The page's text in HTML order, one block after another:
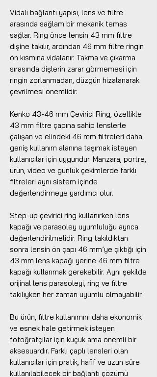
Vidalı bağlantı yapısı, lens ve filtre
arasında sağlam bir mekanik temas
sağlar. Ring önce lensin 43 mm filtre
dişine takılır, ardından 46 mm filtre ringin
ön kısmına vidalanır. Takma ve çıkarma
sırasında dişlerin zarar görmemesi için
ringin zorlanmadan, düzgün hizalanarak
çevrilmesi önemlidir.
Kenko 43-46 mm Çevirici Ring, özellikle
43 mm filtre çapına sahip lenslerle
çalışan ve elindeki 46 mm filtreleri daha
geniş kullanım alanına taşımak isteyen
kullanıcılar için uygundur. Manzara, portre,
ürün, video ve günlük çekimlerde farklı
filtreleri aynı sistem içinde
değerlendirmeye yardımcı olur.
Step-up çevirici ring kullanırken lens
kapağı ve parasoley uyumluluğu ayrıca
değerlendirilmelidir. Ring takıldıktan
sonra lensin ön çapı 46 mm’ye çıktığı için
43 mm lens kapağı yerine 46 mm filtre
kapağı kullanmak gerekebilir. Aynı şekilde
orijinal lens parasoleyi, ring ve filtre
takılıyken her zaman uyumlu olmayabilir.
Bu ürün, filtre kullanımını daha ekonomik
ve esnek hale getirmek isteyen
fotoğrafçılar için küçük ama önemli bir
aksesuardır. Farklı çaplı lensleri olan
kullanıcılar için pratik, hafif ve uzun süre
kullanılabilecek bir bağlantı çözümü